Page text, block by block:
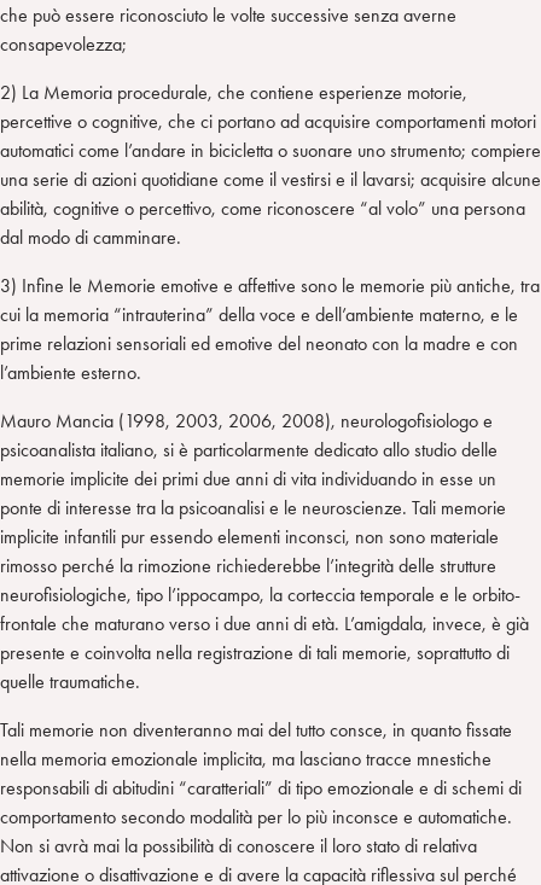
che può essere riconosciuto le volte successive senza averne
consapevolezza;
2) La Memoria procedurale, che contiene esperienze motorie,
percettive o cognitive, che ci portano ad acquisire comportamenti motori
automatici come l’andare in bicicletta o suonare uno strumento; compiere
una serie di azioni quotidiane come il vestirsi e il lavarsi; acquisire alcune
abilità, cognitive o percettivo, come riconoscere “al volo” una persona
dal modo di camminare.
3) Infine le Memorie emotive e affettive sono le memorie più antiche, tra
cui la memoria “intrauterina” della voce e dell’ambiente materno, e le
prime relazioni sensoriali ed emotive del neonato con la madre e con
l’ambiente esterno.
Mauro Mancia (1998, 2003, 2006, 2008), neurologofisiologo e
psicoanalista italiano, si è particolarmente dedicato allo studio delle
memorie implicite dei primi due anni di vita individuando in esse un
ponte di interesse tra la psicoanalisi e le neuroscienze. Tali memorie
implicite infantili pur essendo elementi inconsci, non sono materiale
rimosso perché la rimozione richiederebbe l’integrità delle strutture
neurofisiologiche, tipo l’ippocampo, la corteccia temporale e le orbito-
frontale che maturano verso i due anni di età. L’amigdala, invece, è già
presente e coinvolta nella registrazione di tali memorie, soprattutto di
quelle traumatiche.
Tali memorie non diventeranno mai del tutto consce, in quanto fissate
nella memoria emozionale implicita, ma lasciano tracce mnestiche
responsabili di abitudini “caratteriali” di tipo emozionale e di schemi di
comportamento secondo modalità per lo più inconsce e automatiche.
Non si avrà mai la possibilità di conoscere il loro stato di relativa
attivazione o disattivazione e di avere la capacità riflessiva sul perché